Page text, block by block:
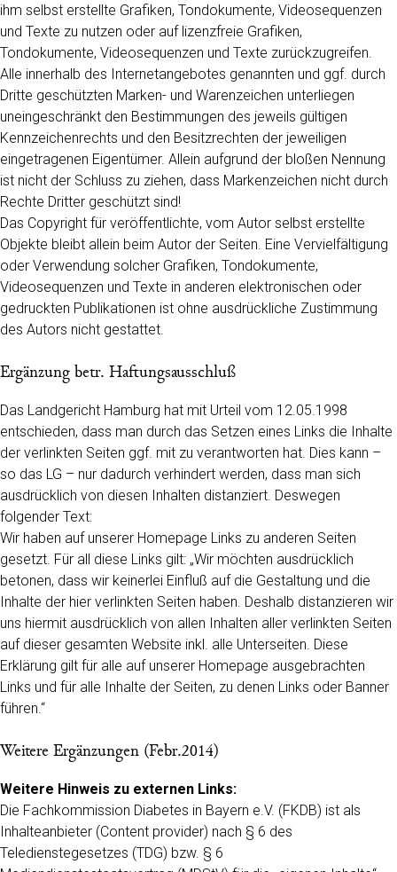
ihm selbst erstellte Grafiken, Tondokumente, Videosequenzen
und Texte zu nutzen oder auf lizenzfreie Grafiken,
Tondokumente, Videosequenzen und Texte zurückzugreifen.
Alle innerhalb des Internetangebotes genannten und ggf. durch
Dritte geschützten Marken- und Warenzeichen unterliegen
uneingeschränkt den Bestimmungen des jeweils gültigen
Kennzeichenrechts und den Besitzrechten der jeweiligen
eingetragenen Eigentümer. Allein aufgrund der bloßen Nennung
ist nicht der Schluss zu ziehen, dass Markenzeichen nicht durch
Rechte Dritter geschützt sind!
Das Copyright für veröffentlichte, vom Autor selbst erstellte
Objekte bleibt allein beim Autor der Seiten. Eine Vervielfältigung
oder Verwendung solcher Grafiken, Tondokumente,
Videosequenzen und Texte in anderen elektronischen oder
gedruckten Publikationen ist ohne ausdrückliche Zustimmung
des Autors nicht gestattet.
Ergänzung betr. Haftungsausschluß
Das Landgericht Hamburg hat mit Urteil vom 12.05.1998
entschieden, dass man durch das Setzen eines Links die Inhalte
der verlinkten Seiten ggf. mit zu verantworten hat. Dies kann –
so das LG – nur dadurch verhindert werden, dass man sich
ausdrücklich von diesen Inhalten distanziert. Deswegen
folgender Text:
Wir haben auf unserer Homepage Links zu anderen Seiten
gesetzt. Für all diese Links gilt: „Wir möchten ausdrücklich
betonen, dass wir keinerlei Einfluß auf die Gestaltung und die
Inhalte der hier verlinkten Seiten haben. Deshalb distanzieren wir
uns hiermit ausdrücklich von allen Inhalten aller verlinkten Seiten
auf dieser gesamten Website inkl. alle Unterseiten. Diese
Erklärung gilt für alle auf unserer Homepage ausgebrachten
Links und für alle Inhalte der Seiten, zu denen Links oder Banner
führen.“
Weitere Ergänzungen (Febr.2014)
Weitere Hinweis zu externen Links:
Die Fachkommission Diabetes in Bayern e.V. (FKDB) ist als
Inhalteanbieter (Content provider) nach § 6 des
Teledienstegesetzes (TDG) bzw. § 6